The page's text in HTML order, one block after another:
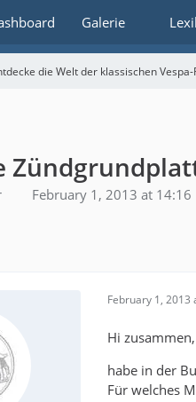
Galerie
die Welt der klassischen
February 1, 2013 at 14:16
February 1, 2013
Hi zusammen,
habe in der
Für welches